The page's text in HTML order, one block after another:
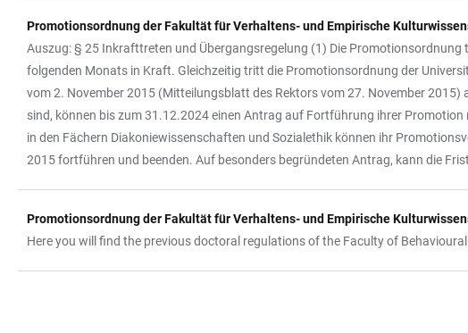
Promotionsordnung der Fakultät für Verhaltens- und Empirische
Auszug: § 25 Inkrafttreten und Übergangsregelung (1) Die
folgenden Monats in Kraft. Gleichzeitig tritt die Promotionsordnung der
vom 2. November 2015 (Mitteilungsblatt des Rektors vom 27. November
sind, können bis zum 31.12.2024 einen Antrag auf Fortführung ihrer
in den Fächern Diakoniewissenschaften und Sozialethik können ihr
2015 fortführen und beenden. Auf besonders begründeten Antrag, kann die
Promotionsordnung der Fakultät für Verhaltens- und Empirische
Here you will find the previous doctoral regulations of the Faculty of